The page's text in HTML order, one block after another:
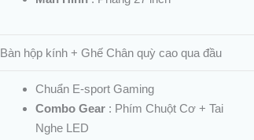
Bàn hộp kính + Ghế Chân quỳ cao qua đầu
Chuẩn E-sport Gaming
Combo Gear: Phím Chuột Cơ + Tai
Nghe LED